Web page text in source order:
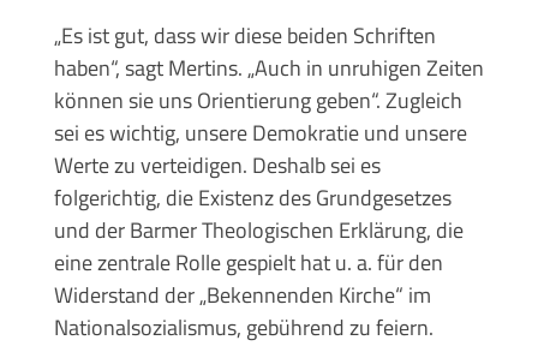
„Es ist gut, dass wir diese beiden Schriften
haben“, sagt Mertins. „Auch in unruhigen Zeiten
können sie uns Orientierung geben“. Zugleich
sei es wichtig, unsere Demokratie und unsere
Werte zu verteidigen. Deshalb sei es
folgerichtig, die Existenz des Grundgesetzes
und der Barmer Theologischen Erklärung, die
eine zentrale Rolle gespielt hat u. a. für den
Widerstand der „Bekennenden Kirche“ im
Nationalsozialismus, gebührend zu feiern.